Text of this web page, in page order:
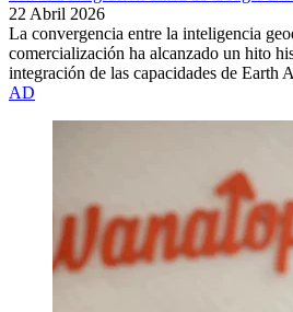
22 Abril 2026
La convergencia entre la inteligencia
comercialización ha alcanzado un hito
integración de las capacidades de Earth
AD